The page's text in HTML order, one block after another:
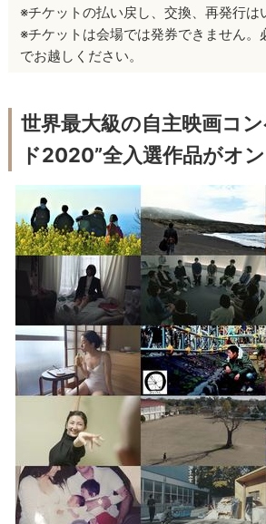
※チケットの払い戻し、交換、再発行は
※チケットは会場では発券できません。
でお越しください。
世界最大級の自主映画コ
ド2020”全入選作品がオ